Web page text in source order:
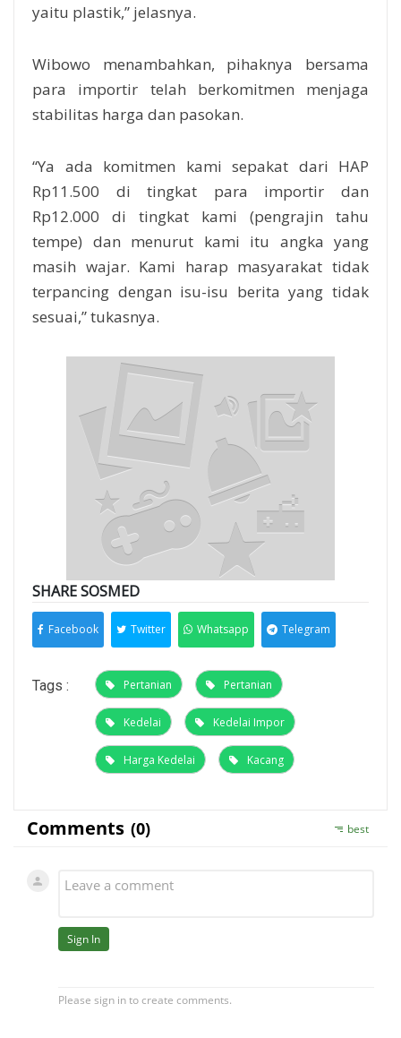
yaitu plastik,” jelasnya.
Wibowo menambahkan, pihaknya bersama
para importir telah berkomitmen menjaga
stabilitas harga dan pasokan.
“Ya ada komitmen kami sepakat dari HAP
Rp11.500 di tingkat para importir dan
Rp12.000 di tingkat kami (pengrajin tahu
tempe) dan menurut kami itu angka yang
masih wajar. Kami harap masyarakat tidak
terpancing dengan isu-isu berita yang tidak
sesuai,” tukasnya.
SHARE SOSMED
Facebook Twitter Whatsapp Telegram
Tags : Pertanian Pertanian
Kedelai Kedelai Impor
Harga Kedelai Kacang